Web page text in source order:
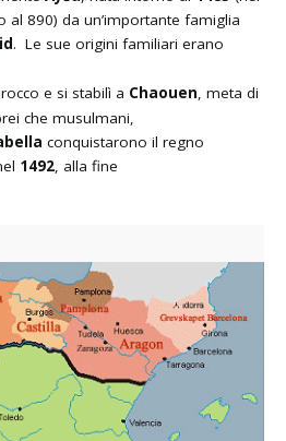
al 890) da un’importante famiglia
. Le sue origini familiari erano
e si stabilì a Chaouen, meta di
che musulmani,
conquistarono il regno
1492, alla fine